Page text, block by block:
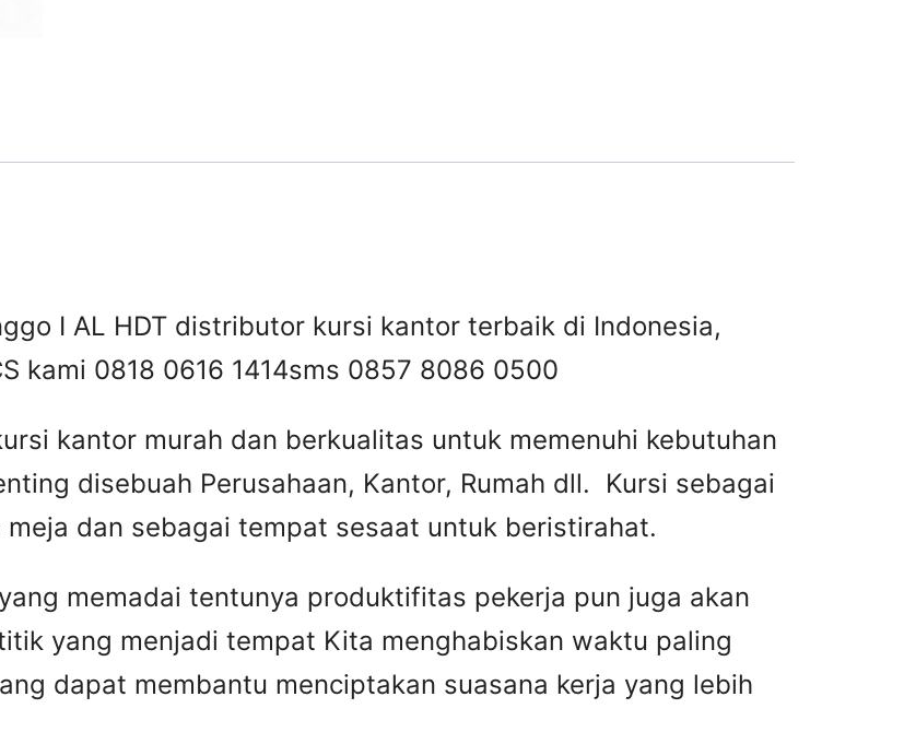
I AL HDT distributor kursi kantor terbaik di Indonesia,
kami 0818 0616 1414sms 0857 8086 0500
kantor murah dan berkualitas untuk memenuhi kebutuhan
disebuah Perusahaan, Kantor, Rumah dll. Kursi sebagai
dan sebagai tempat sesaat untuk beristirahat.
memadai tentunya produktifitas pekerja pun juga akan
yang menjadi tempat Kita menghabiskan waktu paling
dapat membantu menciptakan suasana kerja yang lebih